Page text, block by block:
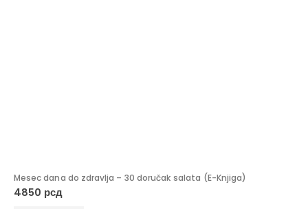
Mesec dana do zdravlja – 30 doručak salata (E-Knjiga)
4850 рсд